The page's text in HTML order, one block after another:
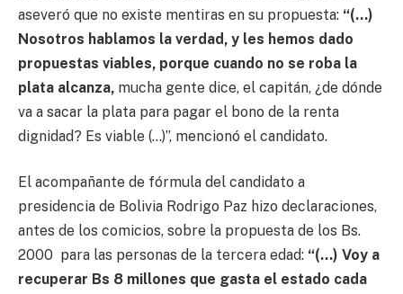
aseveró que no existe mentiras en su propuesta: “(…)
Nosotros hablamos la verdad, y les hemos dado
propuestas viables, porque cuando no se roba la
plata alcanza, mucha gente dice, el capitán, ¿de dónde
va a sacar la plata para pagar el bono de la renta
dignidad? Es viable (…)”, mencionó el candidato.
El acompañante de fórmula del candidato a
presidencia de Bolivia Rodrigo Paz hizo declaraciones,
antes de los comicios, sobre la propuesta de los Bs.
2000 para las personas de la tercera edad: “(…) Voy a
recuperar Bs 8 millones que gasta el estado cada